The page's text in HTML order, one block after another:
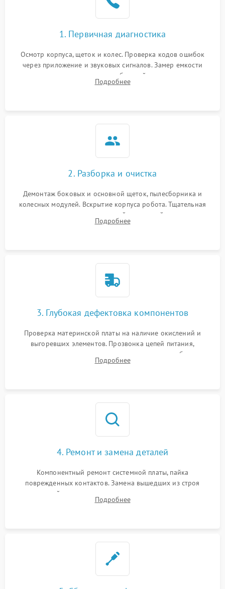
1. Первичная диагностика
Осмотр корпуса, щеток и колес. Проверка кодов ошибок
через приложение и звуковых сигналов. Замер емкости
аккумулятора и тестирование базовой станции зарядки.
Оценка работы лидара, бампера и датчиков падения для
Подробнее
2. Разборка и очистка
Демонтаж боковых и основной щеток, пылесборника и
колесных модулей. Вскрытие корпуса робота. Тщательная
очистка внутренних полостей, шестерней и плат от
скопившейся пыли, волос и шерсти животных с
Подробнее
3. Глубокая дефектовка компонентов
Проверка материнской платы на наличие окислений и
выгоревших элементов. Прозвонка цепей питания,
тестирование приводных моторов колес и турбины
всасывания. Оценка состояния оптических и инфракрасных
Подробнее
4. Ремонт и замена деталей
Компонентный ремонт системной платы, пайка
поврежденных контактов. Замена вышедших из строя
двигателей, изношенного аккумулятора, неисправного
лидара или помпы подачи воды. Восстановление шлейфов и
Подробнее